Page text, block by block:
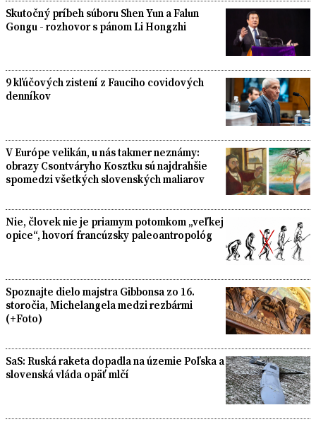
Skutočný príbeh súboru Shen Yun a Falun
Gongu - rozhovor s pánom Li Hongzhi
9 kľúčových zistení z Fauciho covidových
denníkov
V Európe velikán, u nás takmer neznámy:
obrazy Csontváryho Kosztku sú najdrahšie
spomedzi všetkých slovenských maliarov
Nie, človek nie je priamym potomkom „veľkej
opice“, hovorí francúzsky paleoantropológ
Spoznajte dielo majstra Gibbonsa zo 16.
storočia, Michelangela medzi rezbármi
(+Foto)
SaS: Ruská raketa dopadla na územie Poľska a
slovenská vláda opäť mlčí